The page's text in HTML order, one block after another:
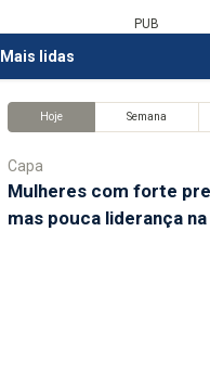
PUB
Mais lidas
Hoje Semana
Capa
Mulheres com forte
mas pouca liderança